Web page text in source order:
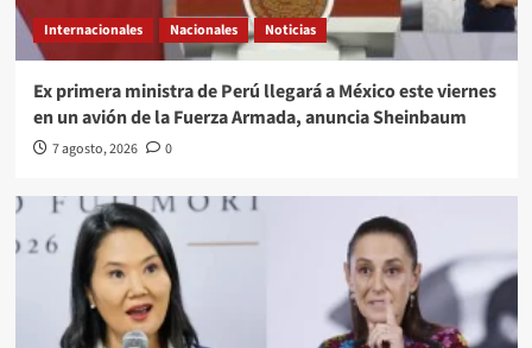
Internacionales Nacionales Noticias
Ex primera ministra de Perú llegará a México este viernes
en un avión de la Fuerza Armada, anuncia Sheinbaum
7 agosto, 2026 0